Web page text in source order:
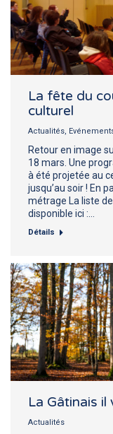
La fête du
culturel
Actualités,
Retour en image
18 mars. Une
à été projetée au
jusqu’au soir ! En
métrage La liste
disponible ici :…
Détails
La Gâtinais il
Actualités